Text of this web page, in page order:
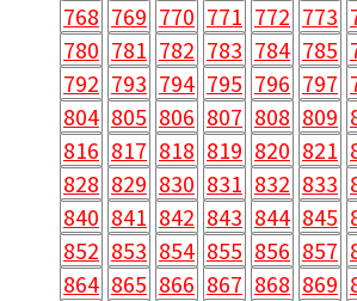
768 769 770 771 772 773
780 781 782 783 784 785
792 793 794 795 796 797
804 805 806 807 808 809
816 817 818 819 820 821
828 829 830 831 832 833
840 841 842 843 844 845
852 853 854 855 856 857
864 865 866 867 868 869